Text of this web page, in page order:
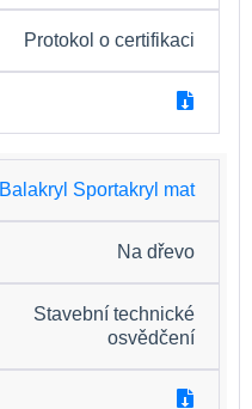
Protokol o certifikaci
Balakryl Sportakryl mat
Na dřevo
Stavební technické
osvědčení